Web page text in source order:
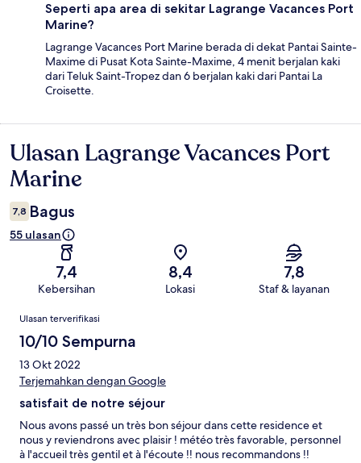
Seperti apa area di sekitar Lagrange Vacances Port
Marine?
Lagrange Vacances Port Marine berada di dekat Pantai Sainte-
Maxime di Pusat Kota Sainte-Maxime, 4 menit berjalan kaki
dari Teluk Saint-Tropez dan 6 berjalan kaki dari Pantai La
Croisette.
Ulasan
Ulasan Lagrange Vacances Port
Marine
7,8 Bagus
55 ulasan
7,4
Kebersihan
8,4
Lokasi
7,8
Staf & layanan
Ulasan
Ulasan terverifikasi
10/10 Sempurna
13 Okt 2022
Terjemahkan dengan Google
satisfait de notre séjour
Nous avons passé un très bon séjour dans cette residence et
nous y reviendrons avec plaisir ! météo très favorable, personnel
à l'accueil très gentil et à l'écoute !! nous recommandons !!